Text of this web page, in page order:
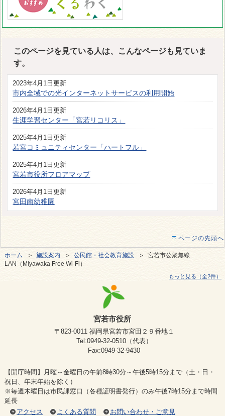
このページを見ている人は、こんなページも見ていま
す。
2023年4月1日更新
市内全域での光インターネットサービスの利用開始
2026年4月1日更新
生涯学習センター「宮若リコリス」
2025年4月1日更新
若宮コミュニティセンター「ハートフル」
2025年4月1日更新
宮若市役所フロアマップ
2026年4月1日更新
宮田南幼稚園
ページの先頭へ
ホーム ＞施設案内 ＞公民館・社会教育施設 ＞ 宮若市公衆無線
LAN（Miyawaka Free Wi-Fi）
もっと見る（全2件）
宮若市役所
〒823-0011 福岡県宮若市宮田２９番地１
Tel:0949-32-0510（代表）
Fax:0949-32-9430
【開庁時間】月曜～金曜日の午前8時30分～午後5時15分まで（土・日・
祝日、年末年始を除く）
※毎週木曜日は市民課窓口（各種証明書発行）のみ午後7時15分まで時間
延長
アクセス
よくある質問 お問い合わせ・ご意見